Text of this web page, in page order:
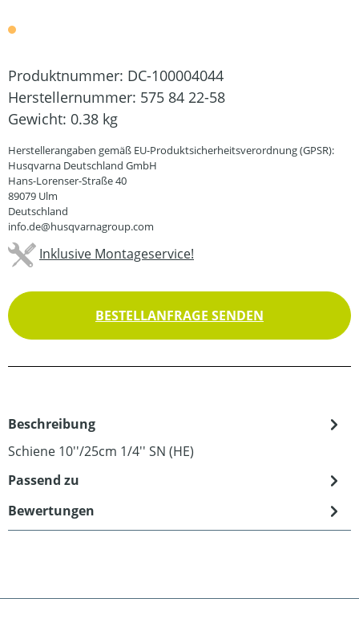
Produktnummer: DC-100004044
Herstellernummer: 575 84 22-58
Gewicht: 0.38 kg
Herstellerangaben gemäß EU-Produktsicherheitsverordnung (GPSR):
Husqvarna Deutschland GmbH
Hans-Lorenser-Straße 40
89079 Ulm
Deutschland
info.de@husqvarnagroup.com
Inklusive Montageservice!
BESTELLANFRAGE SENDEN
Beschreibung
Schiene 10''/25cm 1/4'' SN (HE)
Passend zu
Bewertungen